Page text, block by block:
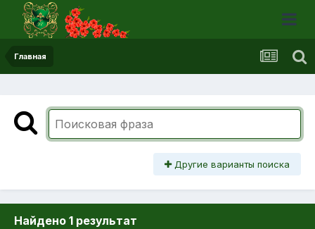
Главная
Другие варианты поиска
Найдено 1 результат